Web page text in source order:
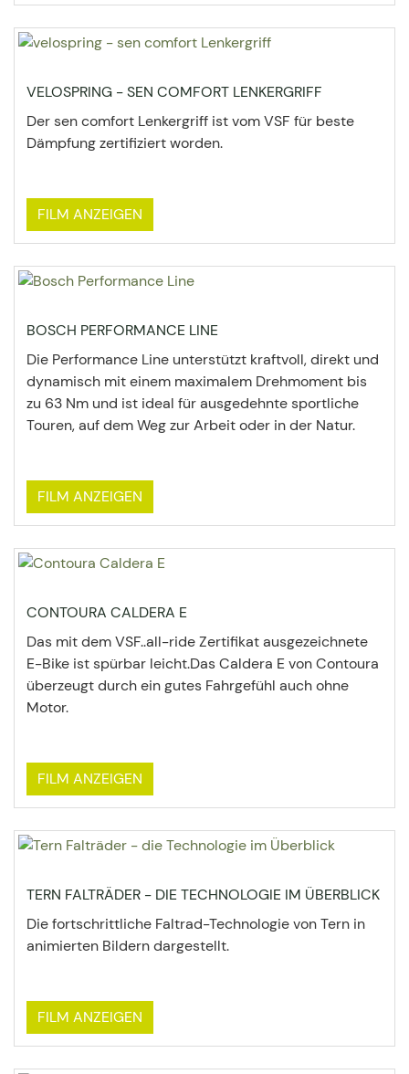
VELOSPRING - SEN COMFORT LENKERGRIFF
Der sen comfort Lenkergriff ist vom VSF für beste
Dämpfung zertifiziert worden.
FILM ANZEIGEN
BOSCH PERFORMANCE LINE
Die Performance Line unterstützt kraftvoll, direkt und
dynamisch mit einem maximalem Drehmoment bis
zu 63 Nm und ist ideal für ausgedehnte sportliche
Touren, auf dem Weg zur Arbeit oder in der Natur.
FILM ANZEIGEN
CONTOURA CALDERA E
Das mit dem VSF..all-ride Zertifikat ausgezeichnete
E-Bike ist spürbar leicht.Das Caldera E von Contoura
überzeugt durch ein gutes Fahrgefühl auch ohne
Motor.
FILM ANZEIGEN
TERN FALTRÄDER - DIE TECHNOLOGIE IM ÜBERBLICK
Die fortschrittliche Faltrad-Technologie von Tern in
animierten Bildern dargestellt.
FILM ANZEIGEN